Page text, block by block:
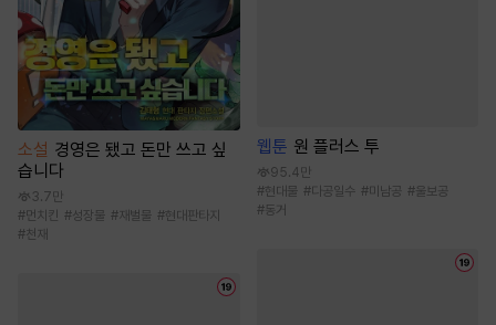
소설 경영은 됐고 돈만 쓰고 싶
습니다
3.7만
#먼치킨 #성장물 # 재벌물 #현대판타지
#천재
웹툰 원 플러스 투
95.4만
#현대물 #다공일수 #미남공 #울보공
#동거